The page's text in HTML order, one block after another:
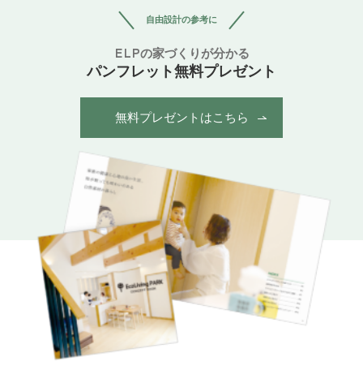
自由設計の参考に
ELPの家づくりが分かる
パンフレット無料プレゼント
無料プレゼントはこちら